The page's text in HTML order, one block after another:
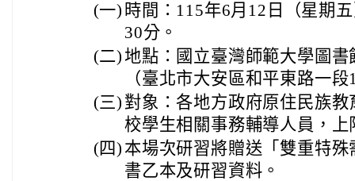
(一) 時間：115年6月12日（星期
30分。
(二)地點：國立臺灣師範大學圖
（臺北市大安區和平東路一
(三) 對象：各地方政府原住民族
校學生相關事務輔導人員，上
(四) 本場次研習將贈送「雙重特
書乙本及研習資料。